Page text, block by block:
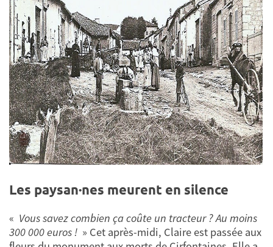
Les paysan·nes meurent en silence
« Vous savez combien ça coûte un tracteur ? Au moins
300 000 euros ! » Cet après-midi, Claire est passée aux